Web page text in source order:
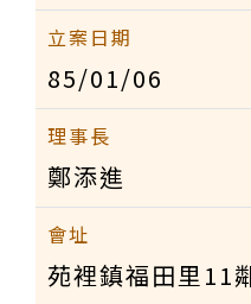
85/01/06
鄭添進
苑裡鎮福田里11